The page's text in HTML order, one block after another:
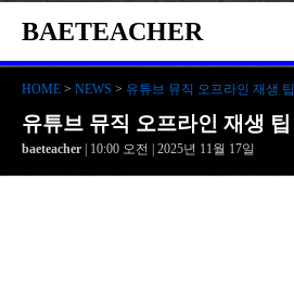
BAETEACHER
HOME > NEWS > 유튜브 뮤직 오프라인 재생 팁
유튜브 뮤직 오프라인 재생 팁
baeteacher | 10:00 오전 | 2025년 11월 17일